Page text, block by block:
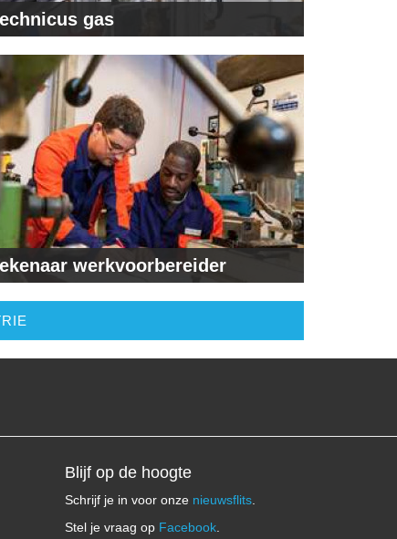
gas
werkvoorbereider
Blijf op de hoogte
Schrijf je in voor onze nieuwsflits.
Stel je vraag op Facebook.